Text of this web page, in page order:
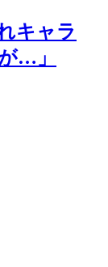
キャラ
…」